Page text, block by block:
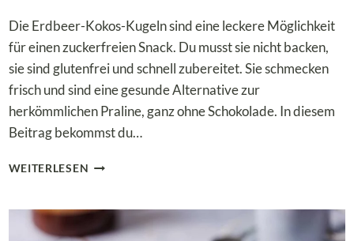
Die Erdbeer-Kokos-Kugeln sind eine leckere Möglichkeit
für einen zuckerfreien Snack. Du musst sie nicht backen,
sie sind glutenfrei und schnell zubereitet. Sie schmecken
frisch und sind eine gesunde Alternative zur
herkömmlichen Praline, ganz ohne Schokolade. In diesem
Beitrag bekommst du…
WEITERLESEN LOW
KOKOS-
KUGELN